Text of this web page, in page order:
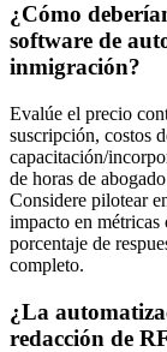
¿Cómo
software de
inmigración?
Evalúe el precio
suscripción, costos
capacitación/
de horas de
Considere pilotear
impacto en
porcentaje de
completo.
¿La
redacción de